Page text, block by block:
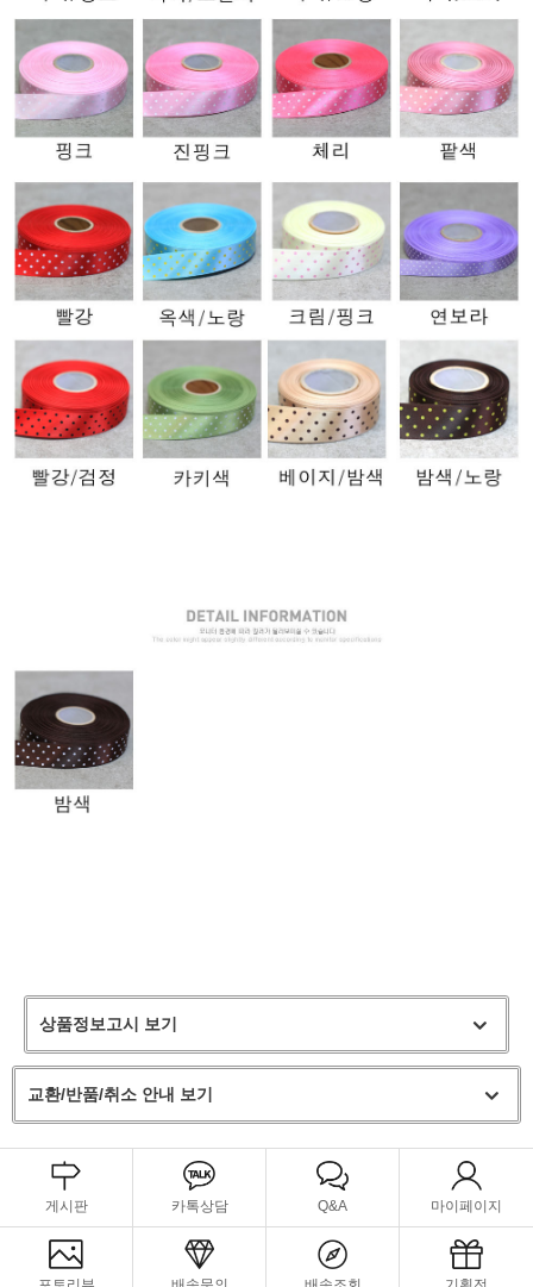
상품정보고시 보기
교환/반품/취소 안내 보기
게시판 카톡상담 Q&A 마이페이지